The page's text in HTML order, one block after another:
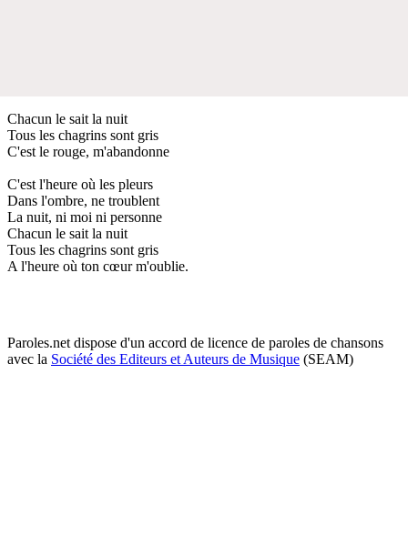
Chacun le sait la nuit
Tous les chagrins sont gris
C'est le rouge, m'abandonne
C'est l'heure où les pleurs
Dans l'ombre, ne troublent
La nuit, ni moi ni personne
Chacun le sait la nuit
Tous les chagrins sont gris
A l'heure où ton cœur m'oublie.
Paroles.net dispose d'un accord de licence de paroles de chansons
avec la Société des Editeurs et Auteurs de Musique (SEAM)